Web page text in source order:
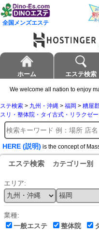
全国メンズエステ
ホーム エステ検索
We welcome all nation to enjoy
ステ検索 > 九州・沖縄 > 福岡 > 糟屋
スリ・整体院・タイ古式・リラクゼ
HERE (説明) is the concept of
エステ検索 カテゴリー別
エリア:
業種:
一般エステ
整体院